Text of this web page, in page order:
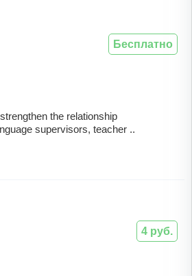
the relationship
supervisors, teacher ..
Бесплатно
4 руб.